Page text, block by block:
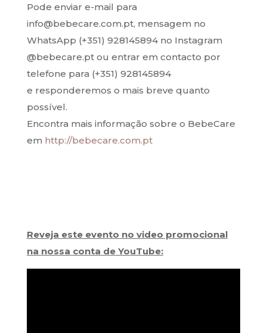
Pode enviar e-mail para
info@bebecare.com.pt, mensagem no
WhatsApp (+351) 928145894 no Instagram
@bebecare.pt ou entrar em contacto por
telefone para (+351) 928145894
e responderemos o mais breve quanto
possível.
Encontra mais informação sobre o BebeCare
em http://bebecare.com.pt
Reveja este evento no video promocional
na nossa conta de YouTube: